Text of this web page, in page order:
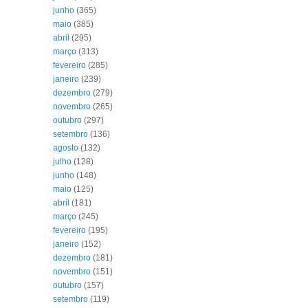
junho (365)
maio (385)
abril (295)
março (313)
fevereiro (285)
janeiro (239)
dezembro (279)
novembro (265)
outubro (297)
setembro (136)
agosto (132)
julho (128)
junho (148)
maio (125)
abril (181)
março (245)
fevereiro (195)
janeiro (152)
dezembro (181)
novembro (151)
outubro (157)
setembro (119)